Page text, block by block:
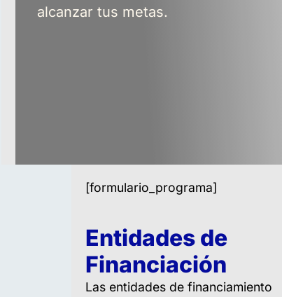
alcanzar tus metas.
[formulario_programa]
Entidades de
Financiación
Las entidades de financiamiento